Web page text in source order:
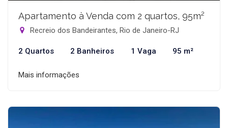
Apartamento à Venda com 2 quartos, 95m²
Recreio dos Bandeirantes, Rio de Janeiro-RJ
2 Quartos 2 Banheiros 1 Vaga 95 m²
Mais informações